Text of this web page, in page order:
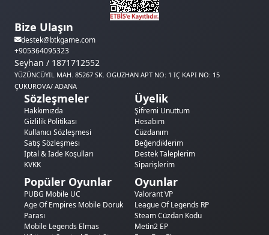
Bize Ulaşın
destek@btkgame.com
+905364095323
Seyhan / 1871712552
YÜZÜNCÜYIL MAH. 85267 SK. OGUZHAN APT NO: 1 IÇ KAPI NO: 15
ÇUKUROVA/ ADANA
Sözleşmeler
Hakkımızda
Gizlilik Politikası
Kullanıcı Sözleşmesi
Satış Sözleşmesi
İptal & İade Koşulları
KVKK
Üyelik
Şifremi Unuttum
Hesabım
Cüzdanım
Beğendiklerim
Destek Taleplerim
Siparişlerim
Popüler Oyunlar
PUBG Mobile UC
Age Of Empires Mobile Doruk
Parası
Mobile Legends Elmas
Oyunlar
Valorant VP
League Of Legends RP
Steam Cüzdan Kodu
Metin2 EP